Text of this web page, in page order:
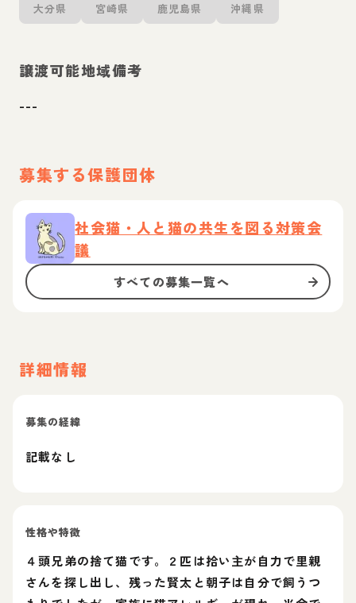
大分県 宮崎県 鹿児島県 沖縄県
譲渡可能地域備考
---
募集する保護団体
社会猫・人と猫の共生を図る対策会
議
すべての募集一覧へ
詳細情報
募集の経緯
記載なし
性格や特徴
４頭兄弟の捨て猫です。２匹は拾い主が自力で里親
さんを探し出し、残った賢太と朝子は自分で飼うつ